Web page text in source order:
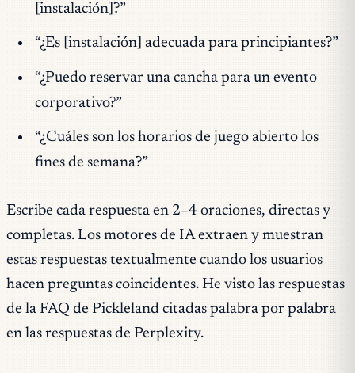
[instalación]?”
“¿Es [instalación] adecuada para principiantes?”
“¿Puedo reservar una cancha para un evento
corporativo?”
“¿Cuáles son los horarios de juego abierto los
fines de semana?”
Escribe cada respuesta en 2–4 oraciones, directas y
completas. Los motores de IA extraen y muestran
estas respuestas textualmente cuando los usuarios
hacen preguntas coincidentes. He visto las respuestas
de la FAQ de Pickleland citadas palabra por palabra
en las respuestas de Perplexity.